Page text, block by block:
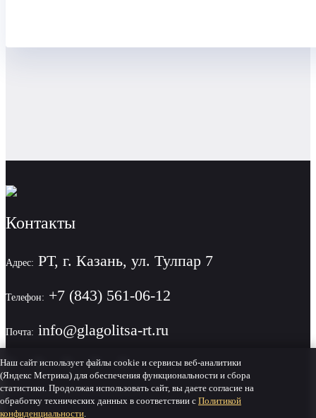
Контакты
Адрес: РТ, г. Казань, ул. Тулпар 7
Телефон: +7 (843) 561-06-12
Почта: info@glagolitsa-rt.ru
Политика конфиденциальности
Наш сайт использует файлы cookie и сервисы веб-аналитики
(Яндекс Метрика) для обеспечения функциональности и сбора
статистики. Продолжая использовать сайт, вы даете согласие на
обработку технических данных в соответствии с Политикой
конфиденциальности.